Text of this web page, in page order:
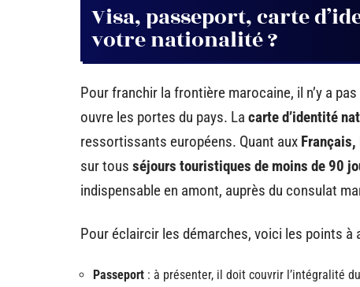
Visa, passeport, carte
votre nationalité ?
Pour franchir la frontière marocaine, il n’y a
ouvre les portes du pays. La carte d’identité
ressortissants européens. Quant aux
sur tous séjours touristiques de moins de 90
indispensable en amont, auprès du consulat
Pour éclaircir les démarches, voici les points à
Passeport : à présenter, il doit couvrir l’intégralité